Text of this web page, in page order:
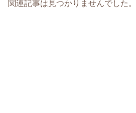
関連記事は見つかりませんでした。